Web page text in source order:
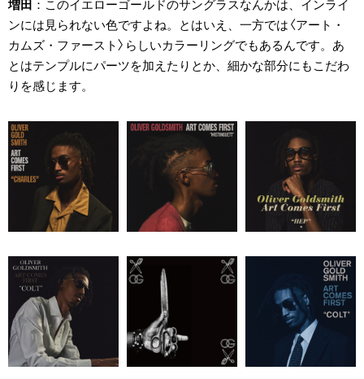
増田
このイエローゴールドのサングラスなんかは、インライ
ンには見られない色ですよね。とはいえ、一方では〈アート・
カムズ・ファースト〉らしいカラーリングでもあるんです。あ
とはテンプルにパーツを加えたりとか、細かな部分にもこだわ
りを感じます。